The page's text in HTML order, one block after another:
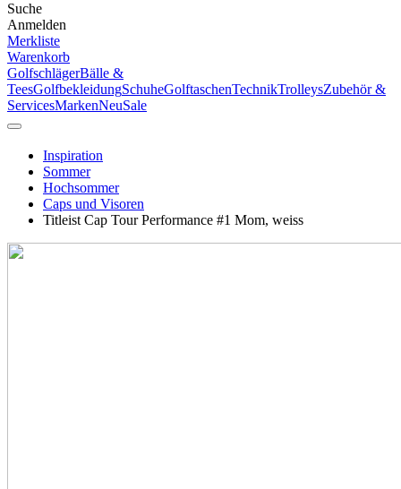
Suche
Anmelden
Merkliste
Warenkorb
GolfschlägerBälle &
TeesGolfbekleidungSchuheGolftaschenTechnikTrolleysZubehör &
ServicesMarkenNeuSale
Inspiration
Sommer
Hochsommer
Caps und Visoren
Titleist Cap Tour Performance #1 Mom, weiss